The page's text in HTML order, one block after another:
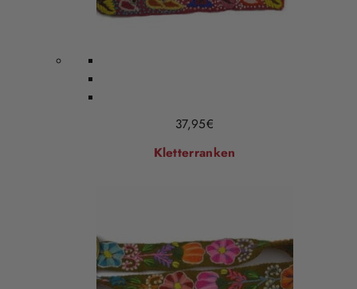
37,95€
Kletterranken